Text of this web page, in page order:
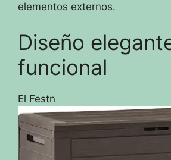
elementos externos.
Diseño
funcional
El Festn